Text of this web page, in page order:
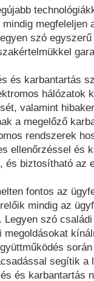
megfeleljen
szó
és karbantartás
hálózatok
valamint
a megelőző
rendszerek
ellenőrzéssel és
és biztosítható az
fontos az
mindig az
szó
segítik a
és karbantartás